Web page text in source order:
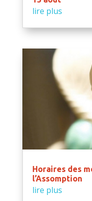
lire plus
Horaires des
l’Assomption
lire plus